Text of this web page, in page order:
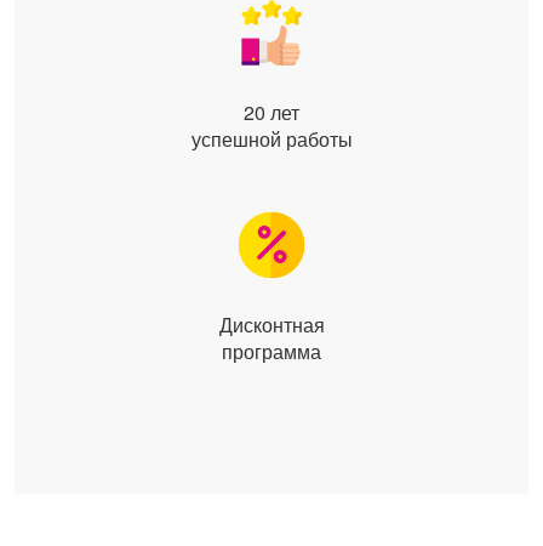
20 лет
успешной работы
Дисконтная
программа